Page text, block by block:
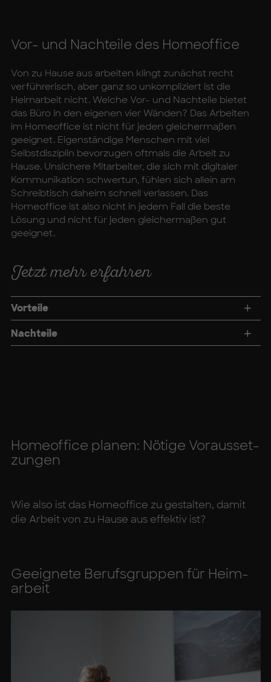
Vor- und Nach­tei­le des Ho­me­of­fice
Von zu Hause aus arbeiten klingt zunächst recht
verführerisch, aber ganz so unkompliziert ist die
Heimarbeit nicht. Welche Vor- und Nachteile bietet
das Büro in den eigenen vier Wänden? Das Arbeiten
im Homeoffice ist nicht für jeden gleichermaßen
geeignet. Eigenständige Menschen mit viel
Selbstdisziplin bevorzugen oftmals die Arbeit zu
Hause. Unsichere Mitarbeiter, die sich mit digitaler
Kommunikation schwertun, fühlen sich allein am
Schreibtisch daheim schnell verlassen. Das
Homeoffice ist also nicht in jedem Fall die beste
Lösung und nicht für jeden gleichermaßen gut
geeignet.
Jetzt mehr erfahren
Vorteile
Nachteile
Ho­me­of­fice pla­nen: Nö­ti­ge Vor­aus­set­
zun­gen
Wie also ist das Homeoffice zu gestalten, damit
die Arbeit von zu Hause aus effektiv ist?
Ge­eig­ne­te Be­rufs­grup­pen für Heim­
ar­beit